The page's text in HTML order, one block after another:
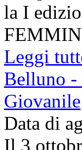
la I
Leggi
Belluno -
Giovanile
Data di
Il 3